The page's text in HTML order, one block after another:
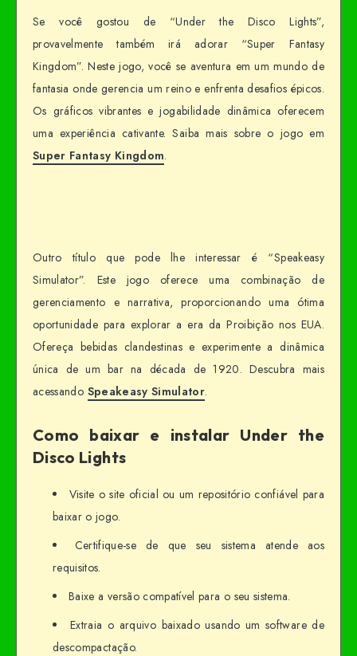
Se você gostou de “Under the Disco Lights”,
provavelmente também irá adorar “Super Fantasy
Kingdom”. Neste jogo, você se aventura em um mundo de
fantasia onde gerencia um reino e enfrenta desafios épicos.
Os gráficos vibrantes e jogabilidade dinâmica oferecem
uma experiência cativante. Saiba mais sobre o jogo em
Super Fantasy Kingdom.
Outro título que pode lhe interessar é “Speakeasy
Simulator”. Este jogo oferece uma combinação de
gerenciamento e narrativa, proporcionando uma ótima
oportunidade para explorar a era da Proibição nos EUA.
Ofereça bebidas clandestinas e experimente a dinâmica
única de um bar na década de 1920. Descubra mais
acessando Speakeasy Simulator.
Como baixar e instalar Under the
Disco Lights
Visite o site oficial ou um repositório confiável para
baixar o jogo.
Certifique-se de que seu sistema atende aos
requisitos.
Baixe a versão compatível para o seu sistema.
Extraia o arquivo baixado usando um software de
descompactação.